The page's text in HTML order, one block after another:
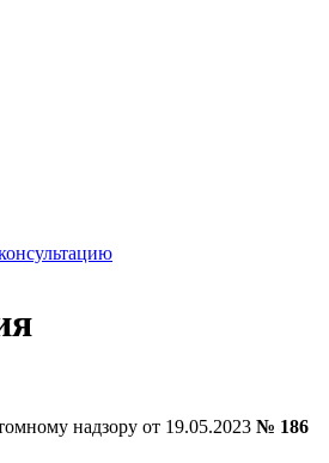
надзору от 19.05.2023 № 186